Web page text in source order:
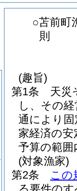
○苫前町
則
(趣旨)
第1条
天災
し、その
通により
家経済の
予算の範
(対象漁家)
第2条
この